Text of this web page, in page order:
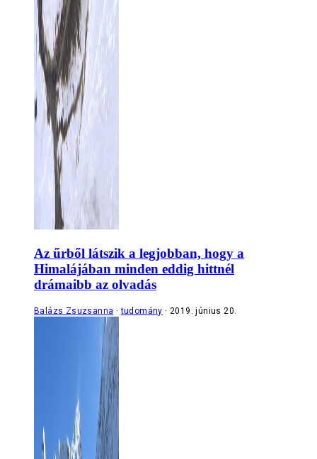
Az űrből látszik a legjobban, hogy a
Himalájában minden eddig hittnél
drámaibb az olvadás
Balázs Zsuzsanna tudomány 2019. június 20.